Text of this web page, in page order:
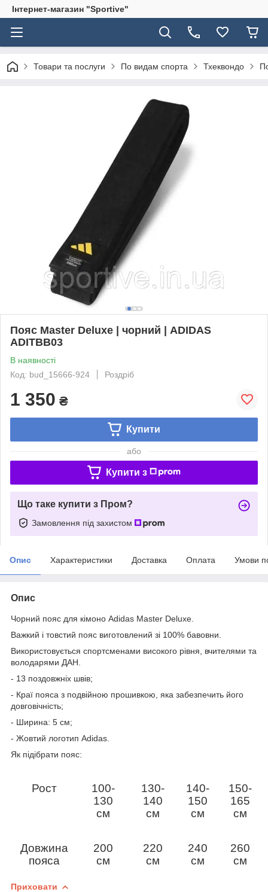
Інтернет-магазин "Sportive"
Товари та послуги По видам спорта Тхеквондо
Пояс Master Deluxe | чорний | ADIDAS
ADITBB03
В наявності
Код: bud_15666-924
Роздріб
1 350 ₴
Купити
або
Купити з
Що таке купити з Пром?
Замовлення під захистом
Опис Характеристики Доставка Оплата Умови
Опис
Чорний пояс для кімоно Adidas Master Deluxe.
Важкий і товстий пояс виготовлений зі 100% бавовни.
Використовується спортсменами високого рівня, вчителями та
володарями ДАН.
- 13 поздовжніх швів;
- Краї пояса з подвійною прошивкою, яка забезпечить його
довговічність;
- Ширина: 5 см;
- Жовтий логотип Adidas.
Як підібрати пояс:
Рост
100-
130
см
130-
140
см
140-
150
см
150-
165
см
Довжина
пояса
200
см
220
см
240
см
260
см
Приховати